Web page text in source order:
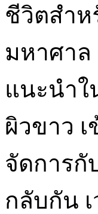
ชีวิตสำห
มหาศา
แนะนำ
ผิวขาว เ
จัดการกั
กลับกัน